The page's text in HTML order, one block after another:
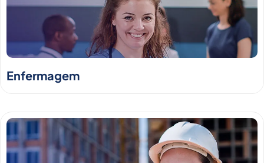
Enfermagem